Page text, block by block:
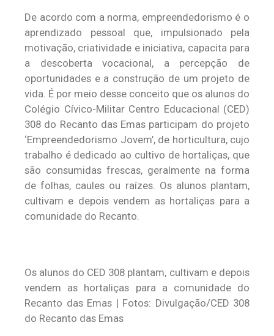
De acordo com a norma, empreendedorismo é o
aprendizado pessoal que, impulsionado pela
motivação, criatividade e iniciativa, capacita para
a descoberta vocacional, a percepção de
oportunidades e a construção de um projeto de
vida. É por meio desse conceito que os alunos do
Colégio Cívico-Militar Centro Educacional (CED)
308 do Recanto das Emas participam do projeto
‘Empreendedorismo Jovem’, de horticultura, cujo
trabalho é dedicado ao cultivo de hortaliças, que
são consumidas frescas, geralmente na forma
de folhas, caules ou raízes. Os alunos plantam,
cultivam e depois vendem as hortaliças para a
comunidade do Recanto.
Os alunos do CED 308 plantam, cultivam e depois
vendem as hortaliças para a comunidade do
Recanto das Emas | Fotos: Divulgação/CED 308
do Recanto das Emas